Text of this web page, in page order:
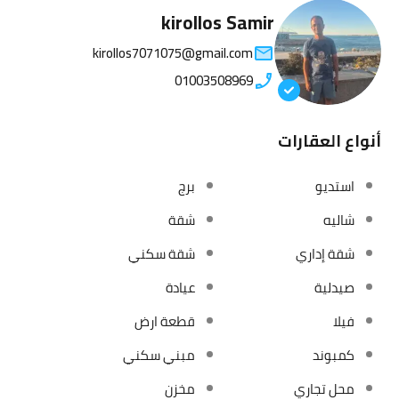
kirollos Samir
kirollos7071075@gmail.com
01003508969
أنواع العقارات
استديو
برج
شاليه
شقة
شقة إداري
شقة سكني
صيدلية
عيادة
فيلا
قطعة ارض
كمبوند
مبني سكني
محل تجاري
مخزن